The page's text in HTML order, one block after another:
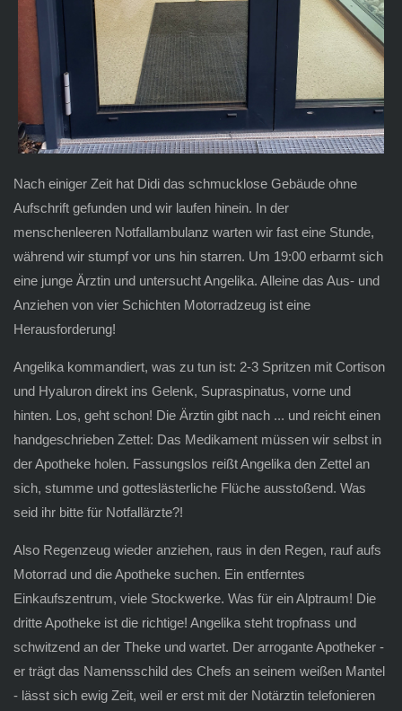
Nach einiger Zeit hat Didi das schmucklose Gebäude ohne
Aufschrift gefunden und wir laufen hinein. In der
menschenleeren Notfallambulanz warten wir fast eine Stunde,
während wir stumpf vor uns hin starren. Um 19:00 erbarmt sich
eine junge Ärztin und untersucht Angelika. Alleine das Aus- und
Anziehen von vier Schichten Motorradzeug ist eine
Herausforderung!
Angelika kommandiert, was zu tun ist: 2-3 Spritzen mit Cortison
und Hyaluron direkt ins Gelenk, Supraspinatus, vorne und
hinten. Los, geht schon! Die Ärztin gibt nach ... und reicht einen
handgeschrieben Zettel: Das Medikament müssen wir selbst in
der Apotheke holen. Fassungslos reißt Angelika den Zettel an
sich, stumme und gotteslästerliche Flüche ausstoßend. Was
seid ihr bitte für Notfallärzte?!
Also Regenzeug wieder anziehen, raus in den Regen, rauf aufs
Motorrad und die Apotheke suchen. Ein entferntes
Einkaufszentrum, viele Stockwerke. Was für ein Alptraum! Die
dritte Apotheke ist die richtige! Angelika steht tropfnass und
schwitzend an der Theke und wartet. Der arrogante Apotheker -
er trägt das Namensschild des Chefs an seinem weißen Mantel
- lässt sich ewig Zeit, weil er erst mit der Notärztin telefonieren